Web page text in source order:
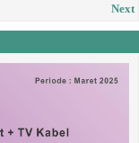
Next